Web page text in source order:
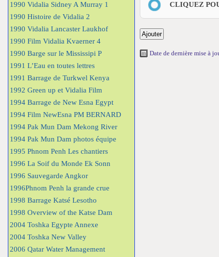
1990 Vidalia Sidney A Murray 1
1990 Histoire de Vidalia 2
1990 Vidalia Lancaster Laukhof
1990 Film Vidalia Kvaerner 4
1990 Barge sur le Mississipi P
1991 L’Eau en toutes lettres
1991 Barrage de Turkwel Kenya
1992 Green up et Vidalia Film
1994 Barrage de New Esna Egypt
1994 Film NewEsna PM BERNARD
1994 Pak Mun Dam Mekong River
1994 Pak Mun Dam photos équipe
1995 Phnom Penh Les chantiers
1996 La Soif du Monde Ek Sonn
1996 Sauvegarde Angkor
1996Phnom Penh la grande crue
1998 Barrage Katsé Lesotho
1998 Overview of the Katse Dam
2004 Toshka Egypte Annexe
2004 Toshka New Valley
2006 Qatar Water Management
CLIQUEZ
Date de dernière mise à